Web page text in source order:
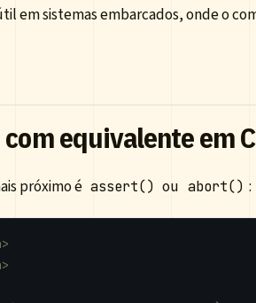
em sistemas embarcados, onde o
equivalente em C
próximo é assert() ou abort() :